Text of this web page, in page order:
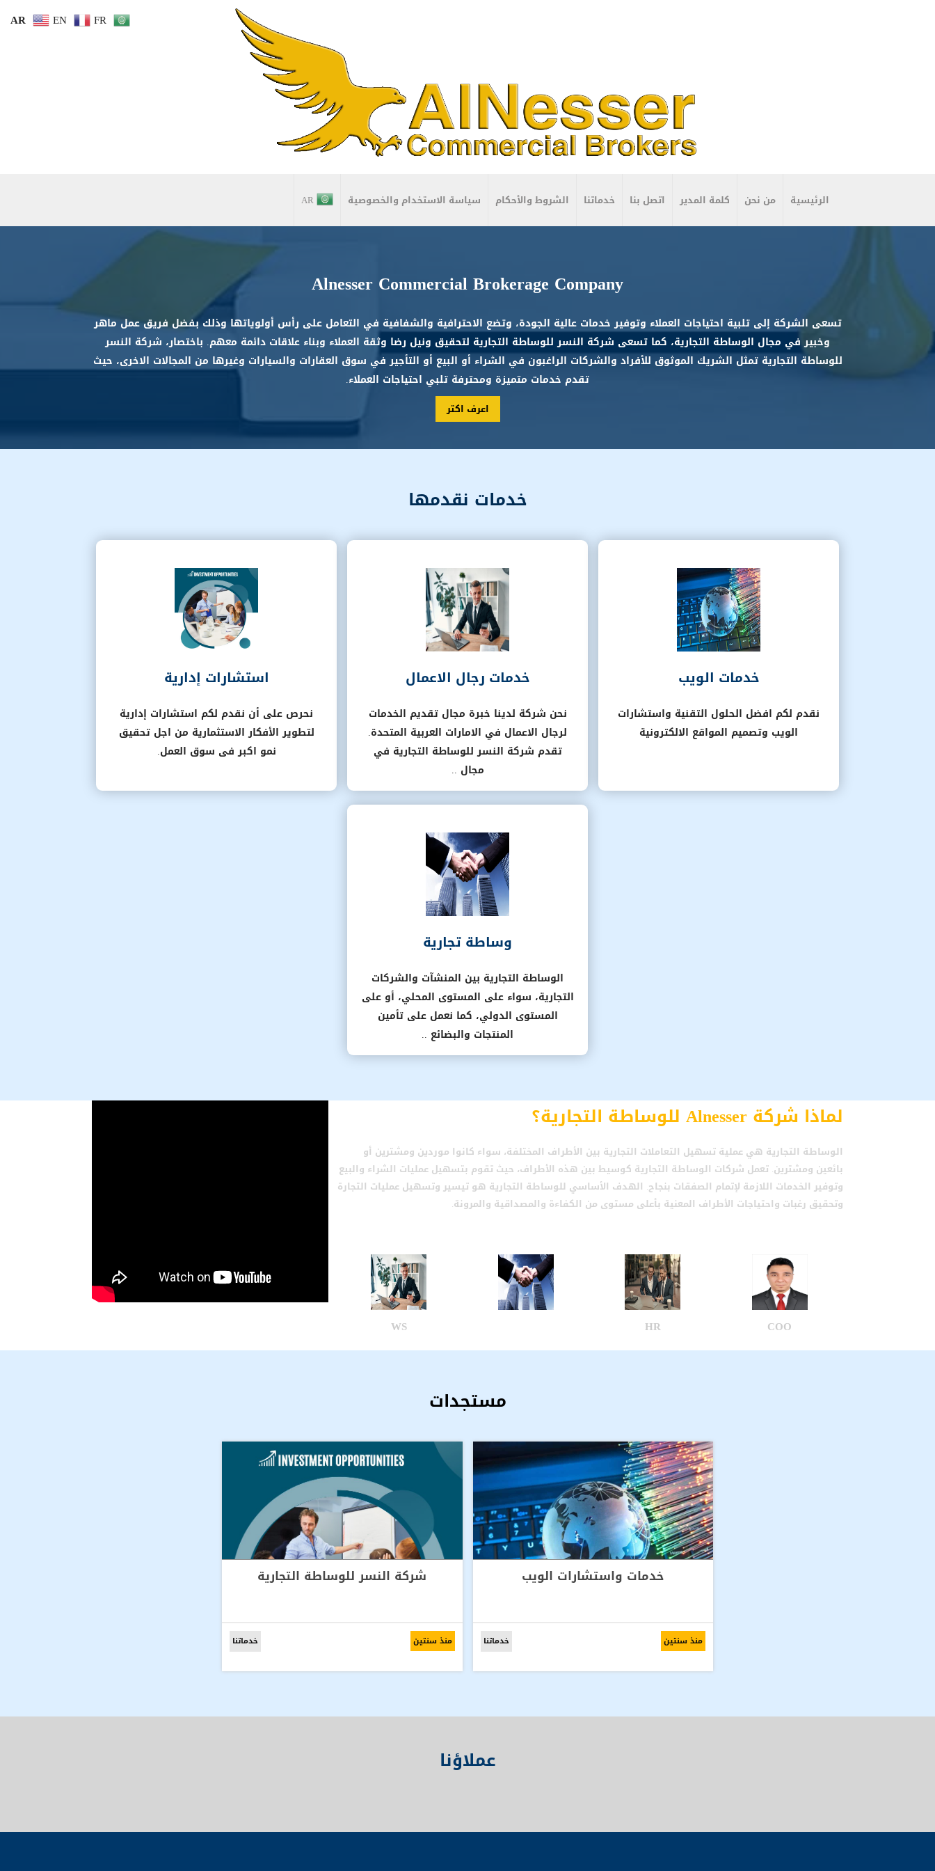
الرئيسية من نحن كلمة المدير اتصل بنا خدماتنا الشروط والأحكام سياسة الاستخدام والخصوصية AR
Alnesser Commercial Brokerage Company
تسعى الشركة إلى تلبية احتياجات العملاء وتوفير خدمات عالية الجودة، وتضع الاحترافية والشفافية في التعامل على رأس أولوياتها وذلك بفضل فريق عمل ماهر
وخبير في مجال الوساطة التجارية، كما تسعى شركة النسر للوساطة التجارية لتحقيق ونيل رضا وثقة العملاء وبناء علاقات دائمة معهم. باختصار، شركة النسر
للوساطة التجارية تمثل الشريك الموثوق للأفراد والشركات الراغبون في الشراء أو البيع أو التأجير في سوق العقارات والسيارات وغيرها من المجالات الاخرى، حيث
تقدم خدمات متميزة ومحترفة تلبي احتياجات العملاء.
اعرف اكتر
خدمات نقدمها
خدمات الويب
نقدم لكم افضل الحلول التقنية واستشارات
الويب وتصميم المواقع الالكترونية
خدمات رجال الاعمال
نحن شركة لدينا خبرة مجال تقديم الخدمات
لرجال الاعمال في الامارات العربية المتحدة.
تقدم شركة النسر للوساطة التجارية في
مجال ..
استشارات إدارية
نحرص على أن نقدم لكم استشارات إدارية
لتطوير الأفكار الاستثمارية من اجل تحقيق
نمو اكبر فى سوق العمل.
وساطة تجارية
الوساطة التجارية بين المنشآت والشركات
التجارية، سواء على المستوى المحلي، أو على
المستوى الدولي، كما نعمل على تأمين
المنتجات والبضائع ..
لماذا شركة Alnesser للوساطة التجارية؟
الوساطة التجارية هي عملية تسهيل التعاملات التجارية بين الأطراف المختلفة، سواء كانوا موردين ومشترين أو
بائعين ومشترين. تعمل شركات الوساطة التجارية كوسيط بين هذه الأطراف، حيث تقوم بتسهيل عمليات الشراء والبيع
وتوفير الخدمات اللازمة لإتمام الصفقات بنجاح. الهدف الأساسي للوساطة التجارية هو تيسير وتسهيل عمليات التجارة
وتحقيق رغبات واحتياجات الأطراف المعنية بأعلى مستوى من الكفاءة والمصداقية والمرونة.
COO
HR
WS
مستجدات
خدمات واستشارات الويب
منذ سنتين خدماتنا
شركة النسر للوساطة التجارية
منذ سنتين خدماتنا
عملاؤنا
AR EN FR